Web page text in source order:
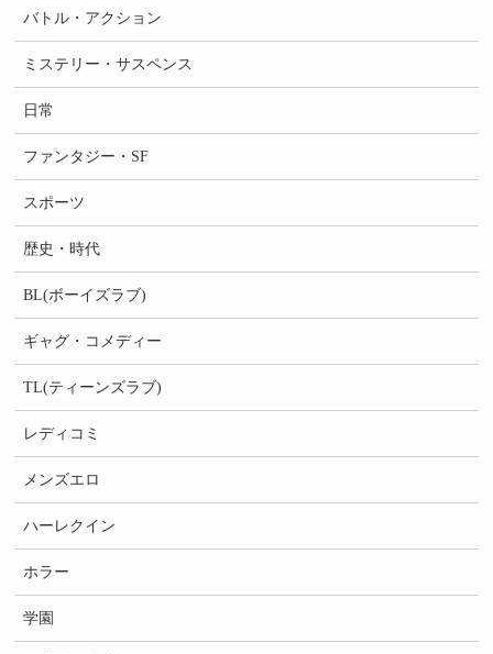
バトル・アクション
ミステリー・サスペンス
日常
ファンタジー・SF
スポーツ
歴史・時代
BL(ボーイズラブ)
ギャグ・コメディー
TL(ティーンズラブ)
レディコミ
メンズエロ
ハーレクイン
ホラー
学園